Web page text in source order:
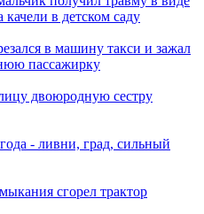
в детском саду
в машину такси и зажал
пассажирку
двоюродную сестру
- ливни, град, сильный
сгорел трактор